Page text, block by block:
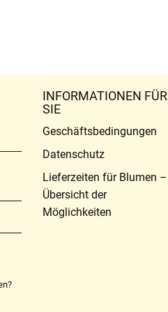
INFORMATIONEN FÜR
SIE
Geschäftsbedingungen
Datenschutz
Lieferzeiten für Blumen –
Übersicht der
Möglichkeiten